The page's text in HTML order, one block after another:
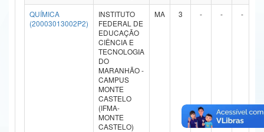
Ministério da Mulher, da Família e dos Direitos Humanos
Gabinete de Segurança Institucional
QUÍMICA
(20003013002P2)
INSTITUTO
FEDERAL DE
EDUCAÇÃO
CIÊNCIA E
TECNOLOGIA
DO
MARANHÃO -
CAMPUS
MONTE
CASTELO
(IFMA-
MONTE
CASTELO)
MA 3 - - -